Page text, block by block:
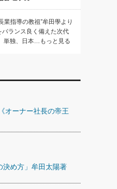
業指導の教祖”牟田學より
ランス良く備えた次代
単独、日本…もっと見る
オーナー社長の帝王
決め方」牟田太陽著